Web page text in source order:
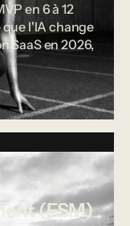
en 6 à 12
que l'IA change
SaaS en 2026,
(FSM)